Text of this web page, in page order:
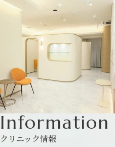
Information
クリニック情報